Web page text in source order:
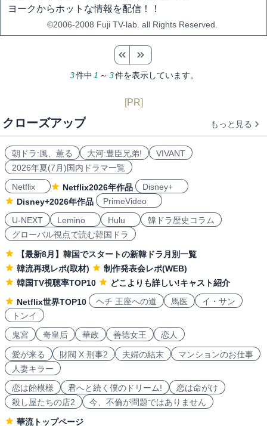
ヨークからホットな情報を配信！！
©2006-2008 Fuji TV-lab. all Rights Reserved.
3件中 1 ～ 3件を表示しています。
[PR]
クローズアップ もっと見る
朝ドラ:風、薫る 大河:豊臣兄弟!
VIVANT
2026年夏(7月)国内ドラマ一覧
Netflix
Netflix2026年作品
Disney+
Disney+2026年作品
PrimeVideo
U-NEXT
Lemino Hulu
韓ドラ歴史コラム
グローバル視点で読む韓国ドラ
【最新8月】韓国でスタートの新韓ドラ月別一覧
韓流再現レポ(取材)
制作発表会レポ(WEB)
韓国TV視聴率TOP10
どこよりも詳しい!キャスト紹介
Netflix世界TOP10
ヘチ 王座への道 馬医
イ・サン
トンイ
鬼宮
奇皇后 華政 善徳女王 恋人
愛が来る 財閥 X 刑事2 夫婦の結末
マンションのお仕事
人妻キラー
恋は飴模様
君へと続く僕のドリーム!
恋は命がけ
殺し屋たちの店2
今、不倫が問題ではありません
華流トップページ